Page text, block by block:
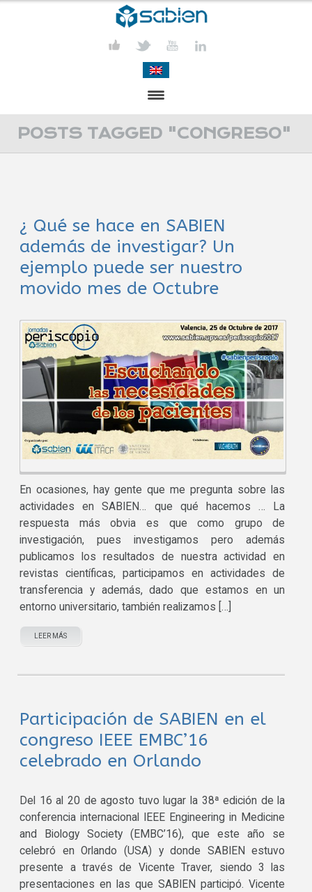
PRESENTACIÓN
ACTIVIDADES
COMUNICACIÓN
CONTACTA
POSTS TAGGED "CONGRESO"
¿ Qué se hace en SABIEN
además de investigar? Un
ejemplo puede ser nuestro
movido mes de Octubre
En ocasiones, hay gente que me pregunta sobre las
actividades en SABIEN… que qué hacemos … La
respuesta más obvia es que como grupo de
investigación, pues investigamos pero además
publicamos los resultados de nuestra actividad en
revistas científicas, participamos en actividades de
transferencia y además, dado que estamos en un
entorno universitario, también realizamos […]
LEER MÁS
Participación de SABIEN en el
congreso IEEE EMBC’16
celebrado en Orlando
Del 16 al 20 de agosto tuvo lugar la 38ª edición de la
conferencia internacional IEEE Engineering in Medicine
and Biology Society (EMBC’16), que este año se
celebró en Orlando (USA) y donde SABIEN estuvo
presente a través de Vicente Traver, siendo 3 las
presentaciones en las que SABIEN participó. Vicente